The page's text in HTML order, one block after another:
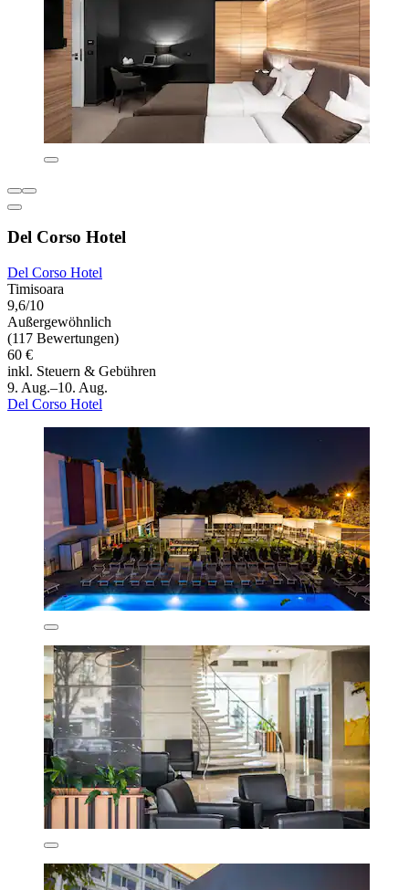
Del Corso Hotel
Del Corso Hotel
Timisoara
9,6/10
Außergewöhnlich
(117 Bewertungen)
60 €
inkl. Steuern & Gebühren
9. Aug.–10. Aug.
Del Corso Hotel